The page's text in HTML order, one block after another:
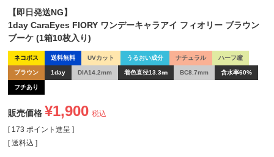
【即日発送NG】
1day CaraEyes FIORY ワンデーキャラアイ フィオリー ブラウン
ブーケ (1箱10枚入り)
ネコポス 送料無料 UVカット うるおい成分 ナチュラル ハーフ瞳
ブラウン 1day DIA14.2mm 着色直径13.3㎜ BC8.7mm 含水率60%
フチあり
販売価格 ¥1,900 税込
[ 173 ポイント進呈 ]
送料込